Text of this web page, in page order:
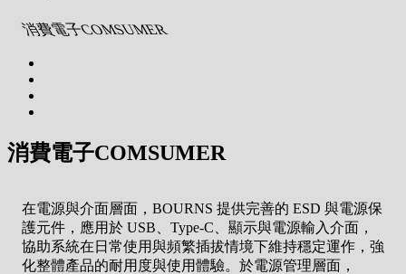
消費電子COMSUMER
消費電子COMSUMER
在電源與介面層面，BOURNS 提供完善的 ESD 與電源保
護元件，應用於 USB、Type-C、顯示與電源輸入介面，
協助系統在日常使用與頻繁插拔情境下維持穩定運作，強
化整體產品的耐用度與使用體驗。於電源管理層面，